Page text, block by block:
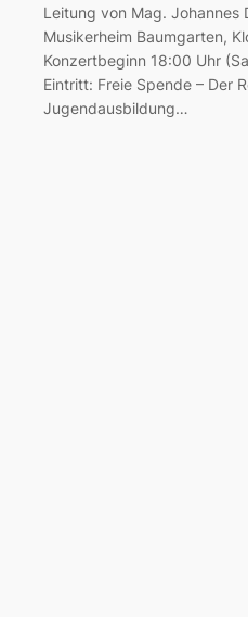
Leitung von Mag. Johannes
Musikerheim Baumgarten,
Konzertbeginn 18:00 Uhr
Eintritt: Freie Spende – Der
Jugendausbildung…